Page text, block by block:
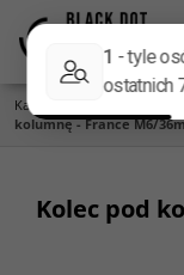
Kategoria główna
kolumnę - France M6/
Kolec pod